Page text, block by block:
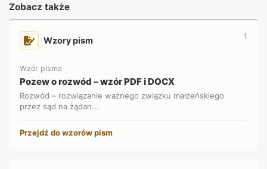
Zobacz także
Wzory pism 1
Wzór pisma
Pozew o rozwód – wzór PDF i DOCX
Rozwód – rozwiązanie ważnego związku małżeńskiego
przez sąd na żądan...
Przejdź do wzorów pism